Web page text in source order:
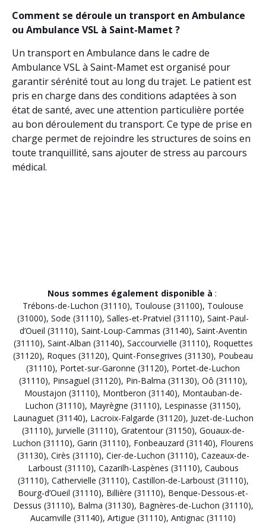
Comment se déroule un transport en Ambulance
ou Ambulance VSL à Saint-Mamet ?
Un transport en Ambulance dans le cadre de
Ambulance VSL à Saint-Mamet est organisé pour
garantir sérénité tout au long du trajet. Le patient est
pris en charge dans des conditions adaptées à son
état de santé, avec une attention particulière portée
au bon déroulement du transport. Ce type de prise en
charge permet de rejoindre les structures de soins en
toute tranquillité, sans ajouter de stress au parcours
médical.
Nous sommes également disponible à :
Trébons-de-Luchon (31110), Toulouse (31100), Toulouse
(31000), Sode (31110), Salles-et-Pratviel (31110), Saint-Paul-
d’Oueil (31110), Saint-Loup-Cammas (31140), Saint-Aventin
(31110), Saint-Alban (31140), Saccourvielle (31110), Roquettes
(31120), Roques (31120), Quint-Fonsegrives (31130), Poubeau
(31110), Portet-sur-Garonne (31120), Portet-de-Luchon
(31110), Pinsaguel (31120), Pin-Balma (31130), Oô (31110),
Moustajon (31110), Montberon (31140), Montauban-de-
Luchon (31110), Mayrègne (31110), Lespinasse (31150),
Launaguet (31140), Lacroix-Falgarde (31120), Juzet-de-Luchon
(31110), Jurvielle (31110), Gratentour (31150), Gouaux-de-
Luchon (31110), Garin (31110), Fonbeauzard (31140), Flourens
(31130), Cirès (31110), Cier-de-Luchon (31110), Cazeaux-de-
Larboust (31110), Cazarilh-Laspènes (31110), Caubous
(31110), Cathervielle (31110), Castillon-de-Larboust (31110),
Bourg-d’Oueil (31110), Billière (31110), Benque-Dessous-et-
Dessus (31110), Balma (31130), Bagnères-de-Luchon (31110),
Aucamville (31140), Artigue (31110), Antignac (31110)